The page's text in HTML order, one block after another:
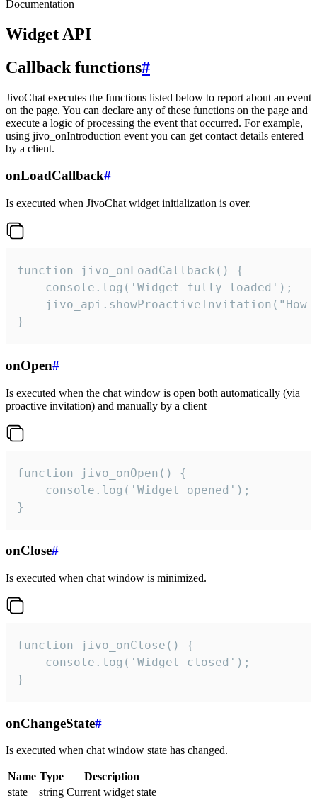
Documentation
Widget API
Callback functions#
JivoChat executes the functions listed below to report about an event
on the page. You can declare any of these functions on the page and
execute a logic of processing the event that occurred. For example,
using jivo_onIntroduction event you can get contact details entered
by a client.
onLoadCallback#
Is executed when JivoChat widget initialization is over.
function jivo_onLoadCallback() {
    console.log('Widget fully loaded');
jivo_api.showProactiveInvitation("How
}
onOpen#
Is executed when the chat window is open both automatically (via
proactive invitation) and manually by a client
function jivo_onOpen() {
    console.log('Widget opened');
}
onClose#
Is executed when chat window is minimized.
function jivo_onClose() {
    console.log('Widget closed');
}
onChangeState#
Is executed when chat window state has changed.
Name Type
Description
state
string Current widget state